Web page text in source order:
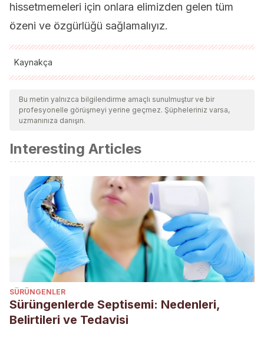
hissetmemeleri için onlara elimizden gelen tüm
özeni ve özgürlüğü sağlamalıyız.
Kaynakça
Tüm alıntı yapılan kaynaklar, kalitelerini, güvenilirliklerini,
güncelliklerini ve geçerliliklerini sağlamak için ekibimiz
tarafından derinlemesine incelendi. Bu makalenin bibliyografisi
kabul edildi.
https://www.univision.com/estilo-de-vida/asi-se-vive-
mejor-hogar/las-7-mejores-aves-para-el-hogar
Bu metin yalnızca bilgilendirme amaçlı sunulmuştur ve bir
profesyonelle görüşmeyi yerine geçmez. Şüpheleriniz varsa,
uzmanınıza danışın.
Interesting Articles
SÜRÜNGENLER
Sürüngenlerde Septisemi: Nedenleri,
Belirtileri ve Tedavisi